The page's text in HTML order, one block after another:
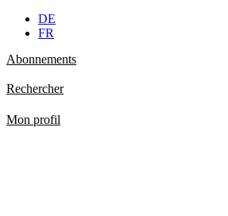
DE
FR
Abonnements
Rechercher
Mon profil